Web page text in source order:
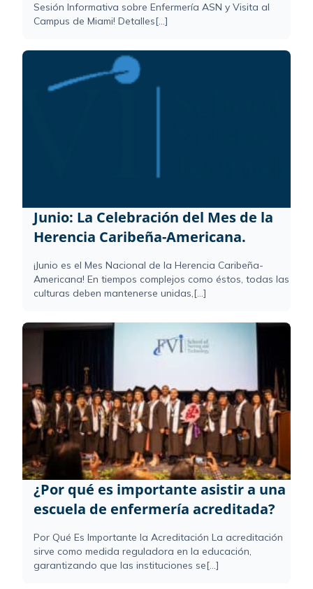
Sesión Informativa sobre Enfermería ASN y Visita al
Campus de Miami! Detalles[...]
Junio: La Celebración del Mes de la
Herencia Caribeña-Americana.
¡Junio es el Mes Nacional de la Herencia Caribeña-
Americana! En tiempos complejos como éstos, todas las
culturas deben mantenerse unidas,[...]
¿Por qué es importante asistir a una
escuela de enfermería acreditada?
Por Qué Es Importante la Acreditación La acreditación
sirve como medida reguladora en la educación,
garantizando que las instituciones se[...]